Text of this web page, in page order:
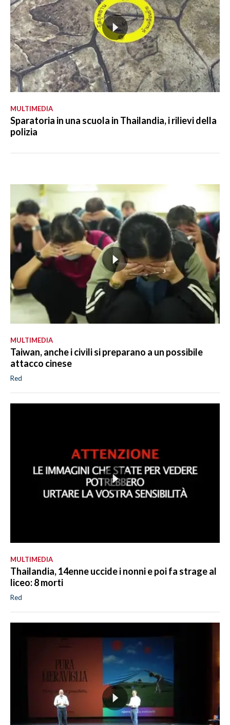
MULTIMEDIA
Sparatoria in una scuola in Thailandia, i rilievi della
polizia
MULTIMEDIA
Taiwan, anche i civili si preparano a un possibile
attacco cinese
Red
MULTIMEDIA
Thailandia, 14enne uccide i nonni e poi fa strage al
liceo: 8 morti
Red